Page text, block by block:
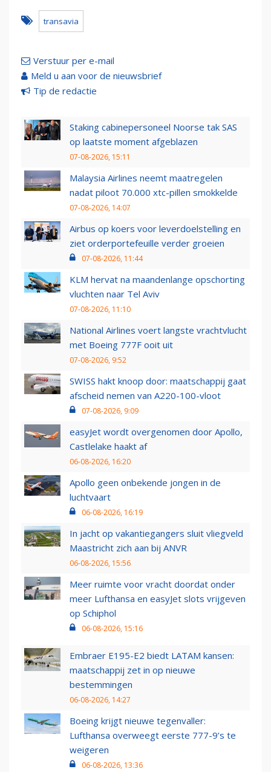
transavia
Verstuur per e-mail
Meld u aan voor de nieuwsbrief
Tip de redactie
Staking cabinepersoneel Noorse tak SAS
op laatste moment afgeblazen
07-08-2026, 15:11
Malaysia Airlines neemt maatregelen
nadat piloot 70.000 xtc-pillen smokkelde
07-08-2026, 14:07
Airbus op koers voor leverdoelstelling en
ziet orderportefeuille verder groeien
07-08-2026, 11:44
KLM hervat na maandenlange opschorting
vluchten naar Tel Aviv
07-08-2026, 11:10
National Airlines voert langste vrachtvlucht
met Boeing 777F ooit uit
07-08-2026, 9:52
SWISS hakt knoop door: maatschappij gaat
afscheid nemen van A220-100-vloot
07-08-2026, 9:09
easyJet wordt overgenomen door Apollo,
Castlelake haakt af
06-08-2026, 16:20
Apollo geen onbekende jongen in de
luchtvaart
06-08-2026, 16:19
In jacht op vakantiegangers sluit vliegveld
Maastricht zich aan bij ANVR
06-08-2026, 15:56
Meer ruimte voor vracht doordat onder
meer Lufthansa en easyJet slots vrijgeven
op Schiphol
06-08-2026, 15:16
Embraer E195-E2 biedt LATAM kansen:
maatschappij zet in op nieuwe
bestemmingen
06-08-2026, 14:27
Boeing krijgt nieuwe tegenvaller:
Lufthansa overweegt eerste 777-9’s te
weigeren
06-08-2026, 13:36